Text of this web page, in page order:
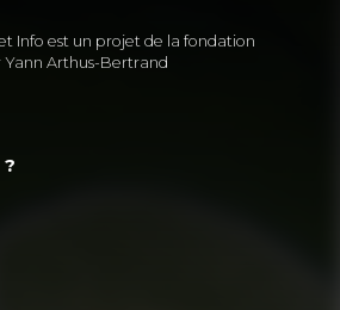
Info est un projet de la fondation
Arthus-Bertrand